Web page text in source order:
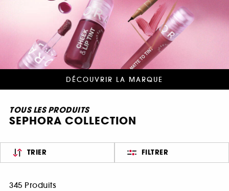
DÉCOUVRIR LA MARQUE
TOUS LES PRODUITS
SEPHORA COLLECTION
TRIER FILTRER
345 Produits